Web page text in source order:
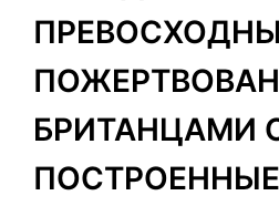
БРИТАНЦАМИ
ПОСТРОЕННЫЕ